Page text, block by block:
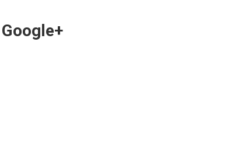
Google+